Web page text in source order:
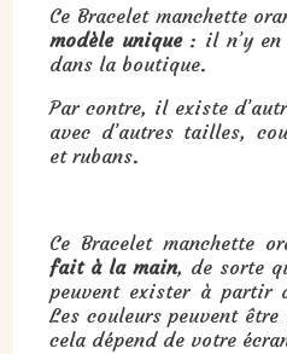
Ce Bracelet manchette
modèle unique: il n’y en
dans la boutique.
Par contre, il existe
avec d’autres tailles,
et rubans.
Ce Bracelet manchette
fait à la main, de sorte
peuvent exister à partir
Les couleurs peuvent
cela dépend de votre